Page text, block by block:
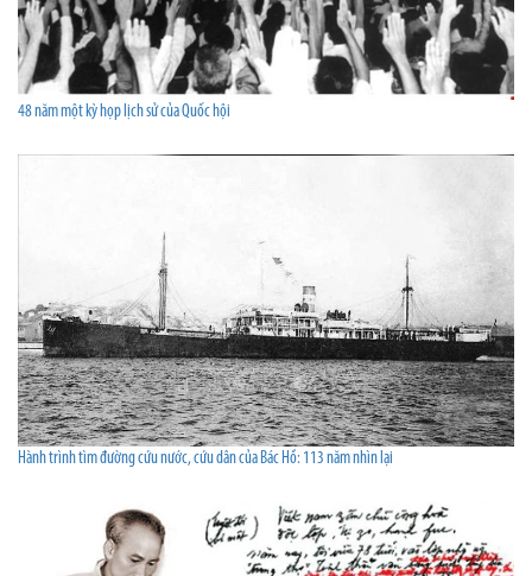
48 năm một kỳ họp lịch sử của Quốc hội
Hành trình tìm đường cứu nước, cứu dân của Bác Hồ: 113 năm nhìn lại